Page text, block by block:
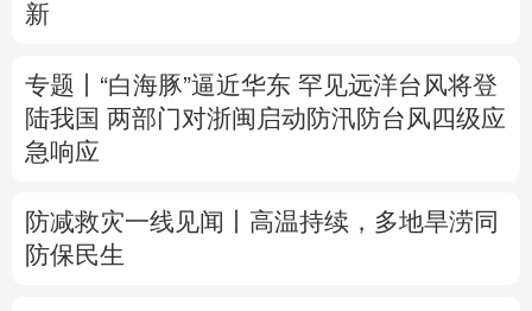
新
专题丨 “白海豚”逼近华东 罕见远洋台风将登
陆我国 两部门对浙闽启动防汛防台风四级应
急响应
防减救灾一线见闻丨高温持续，多地旱涝同
防保民生